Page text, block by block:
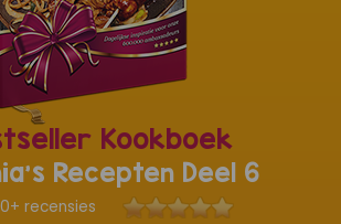
Kookboek
Recepten Deel 6
recensies